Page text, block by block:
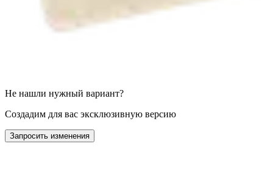
Не нашли нужный вариант?
Создадим для вас эксклюзивную версию
Запросить изменения